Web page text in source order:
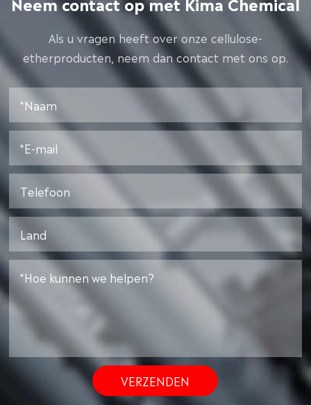
Als u vragen heeft over onze cellulose-
etherproducten, neem dan contact met ons op.
VERZENDEN